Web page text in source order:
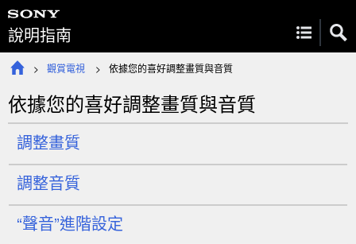
說明指南
觀賞電視 依據您的喜好調整畫質與音質
依據您的喜好調整畫質與音質
調整畫質
調整音質
“聲音”進階設定